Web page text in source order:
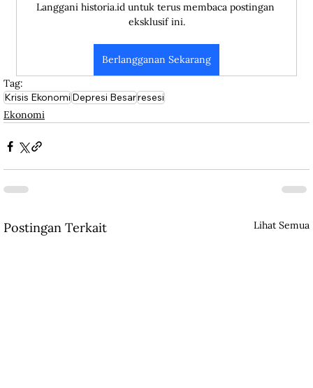
Langgani historia.id untuk terus membaca postingan
eksklusif ini.
Berlangganan Sekarang
Tag:
Krisis EkonomiDepresi Besarresesi
Ekonomi
Postingan Terkait Lihat Semua